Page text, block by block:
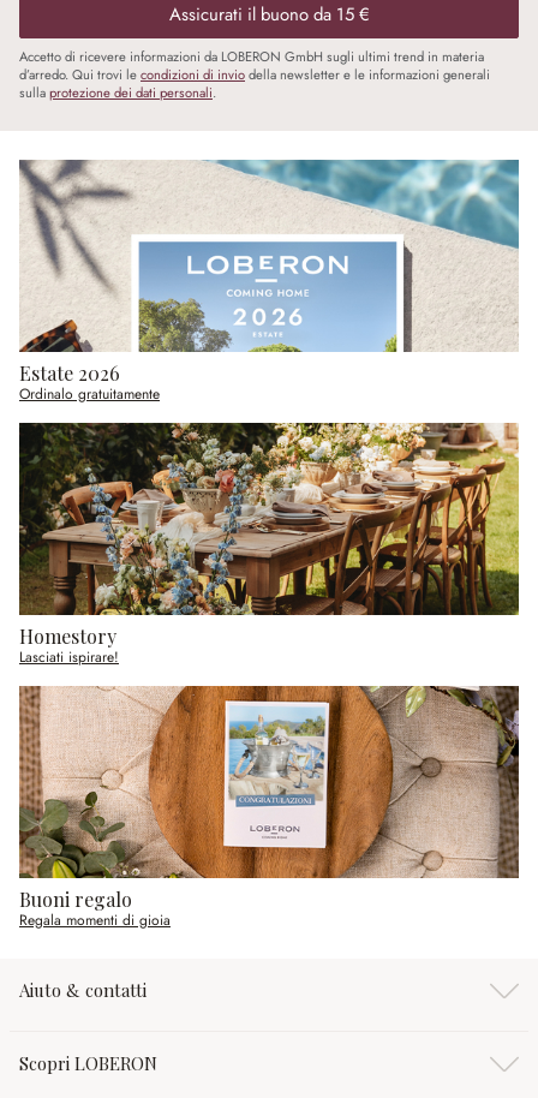
Assicurati il buono da 15 €
Accetto di ricevere informazioni da LOBERON GmbH sugli ultimi trend in materia
d’arredo. Qui trovi lecondizioni di inviodella newsletter e le informazioni generali
sullaprotezione dei dati personali.
Estate 2026
Ordinalo gratuitamente
Homestory
Lasciati ispirare!
Buoni regalo
Regala momenti di gioia
Aiuto & contatti
Scopri LOBERON